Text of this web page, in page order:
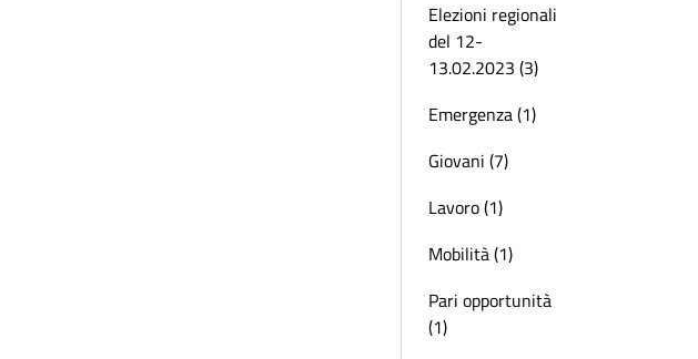
Elezioni regionali
del 12-
13.02.2023 (3)
Emergenza (1)
Giovani (7)
Lavoro (1)
Mobilità (1)
Pari opportunità
(1)